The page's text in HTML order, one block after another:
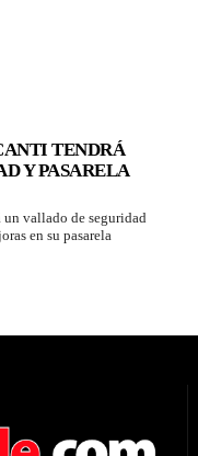
TENDRÁ
Y PASARELA
vallado de seguridad
en su pasarela